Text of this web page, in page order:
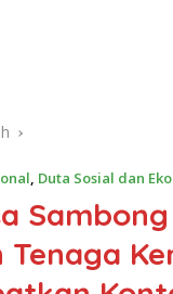
, Duta Sosial dan
Tenaga